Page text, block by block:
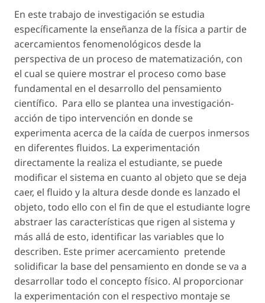
En este trabajo de investigación se estudia
específicamente la enseñanza de la física a partir de
acercamientos fenomenológicos desde la
perspectiva de un proceso de matematización, con
el cual se quiere mostrar el proceso como base
fundamental en el desarrollo del pensamiento
científico. Para ello se plantea una investigación-
acción de tipo intervención en donde se
experimenta acerca de la caída de cuerpos inmersos
en diferentes fluidos. La experimentación
directamente la realiza el estudiante, se puede
modificar el sistema en cuanto al objeto que se deja
caer, el fluido y la altura desde donde es lanzado el
objeto, todo ello con el fin de que el estudiante logre
abstraer las características que rigen al sistema y
más allá de esto, identificar las variables que lo
describen. Este primer acercamiento pretende
solidificar la base del pensamiento en donde se va a
desarrollar todo el concepto físico. Al proporcionar
la experimentación con el respectivo montaje se